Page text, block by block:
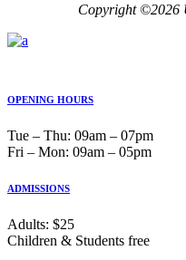
Copyright ©2026
OPENING HOURS
Tue ‒ Thu: 09am ‒ 07pm
Fri ‒ Mon: 09am ‒ 05pm
ADMISSIONS
Adults: $25
Children & Students free